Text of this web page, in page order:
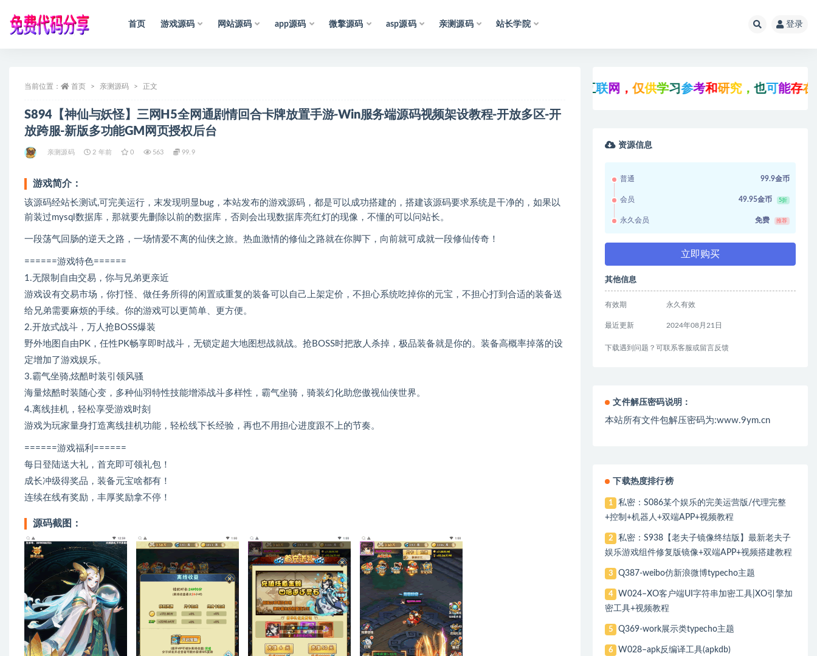
首页 游戏源码 网站源码 app源码 微擎源码 asp源码 亲测源码 站长学院 登录
当前位置： 首页 亲测源码 正文
S894【神仙与妖怪】三网H5全网通剧情回合卡牌放置手游-Win服务端源码视频架设教程-开放多区-开
放跨服-新版多功能GM网页授权后台
亲测源码 2 年前 0 563 99.9
游戏简介：
该源码经站长测试,可完美运行，末发现明显bug，本站发布的游戏源码，都是可以成功搭建的，搭建该源码要求系统是干净的，如果以
前装过mysql数据库，那就要先删除以前的数据库，否则会出现数据库亮红灯的现像，不懂的可以问站长。
一段荡气回肠的逆天之路，一场情爱不离的仙侠之旅。热血激情的修仙之路就在你脚下，向前就可成就一段修仙传奇！
======游戏特色======
1.无限制自由交易，你与兄弟更亲近
游戏设有交易市场，你打怪、做任务所得的闲置或重复的装备可以自己上架定价，不担心系统吃掉你的元宝，不担心打到合适的装备送
给兄弟需要麻烦的手续。你的游戏可以更简单、更方便。
2.开放式战斗，万人抢BOSS爆装
野外地图自由PK，任性PK畅享即时战斗，无锁定超大地图想战就战。抢BOSS时把敌人杀掉，极品装备就是你的。装备高概率掉落的设
定增加了游戏娱乐。
3.霸气坐骑,炫酷时装引领风骚
海量炫酷时装随心变，多种仙羽特性技能增添战斗多样性，霸气坐骑，骑装幻化助您傲视仙侠世界。
4.离线挂机，轻松享受游戏时刻
游戏为玩家量身打造离线挂机功能，轻松线下长经验，再也不用担心进度跟不上的节奏。
======游戏福利======
每日登陆送大礼，首充即可领礼包！
成长冲级得奖品，装备元宝啥都有！
连续在线有奖励，丰厚奖励拿不停！
源码截图：
供学习 参考和研究，也可能存 在未 知的BU
资源信息
普通 99.9金币
会员 49.95金币 5折
永久会员 免费 推荐
立即购买
其他信息
有效期 永久有效
最近更新 2024年08月21日
下载遇到问题？可联系客服或留言反馈
文件解压密码说明：
本站所有文件包解压密码为:www.9ym.cn
下载热度排行榜
1
私密：S086某个娱乐的完美运营版/代理完整
+控制+机器人+双端APP+视频教程
2
私密：S938【老夫子镜像终结版】最新老夫子
娱乐游戏组件修复版镜像+双端APP+视频搭建教程
3 Q387-weibo仿新浪微博typecho主题
4
W024–XO客户端UI字符串加密工具|XO引擎加
密工具+视频教程
5 Q369-work展示类typecho主题
6
W028–apk反编译工具(apkdb)